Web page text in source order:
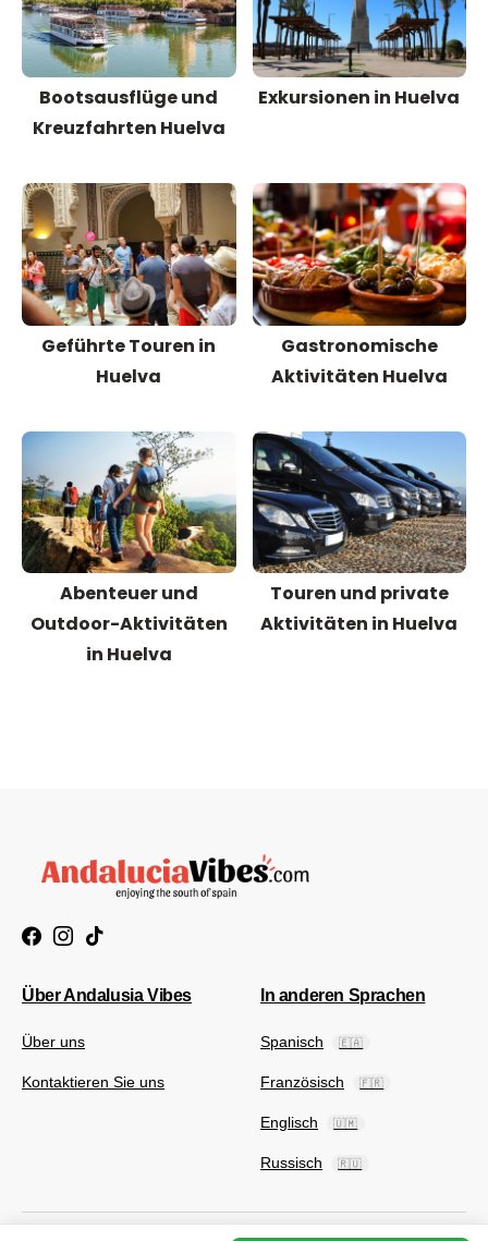
Bootsausflüge und
Kreuzfahrten Huelva
Exkursionen in Huelva
Geführte Touren in
Huelva
Gastronomische
Aktivitäten Huelva
Abenteuer und
Outdoor-Aktivitäten
in Huelva
Touren und private
Aktivitäten in Huelva
Über Andalusia Vibes
Über uns
Kontaktieren Sie uns
In anderen Sprachen
Spanisch 🇪🇦
Französisch 🇫🇷
Englisch 🇺🇲
Russisch 🇷🇺